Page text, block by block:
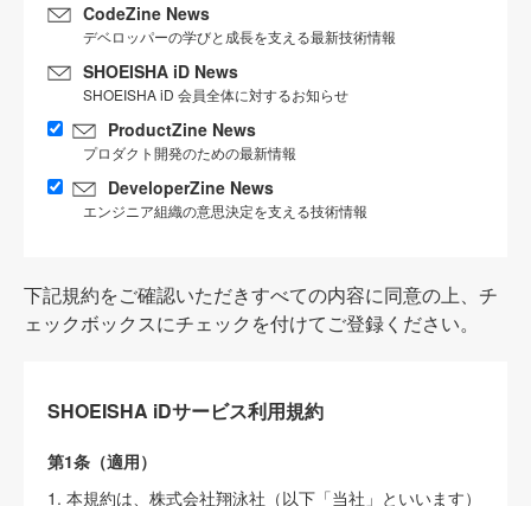
CodeZine News
デベロッパーの学びと成長を支える最新技術情報
SHOEISHA iD News
SHOEISHA iD 会員全体に対するお知らせ
ProductZine News
プロダクト開発のための最新情報
DeveloperZine News
エンジニア組織の意思決定を支える技術情報
下記規約をご確認いただきすべての内容に同意の上、チ
ェックボックスにチェックを付けてご登録ください。
SHOEISHA iDサービス利用規約
第1条（適用）
1. 本規約は、株式会社翔泳社（以下「当社」といいます）